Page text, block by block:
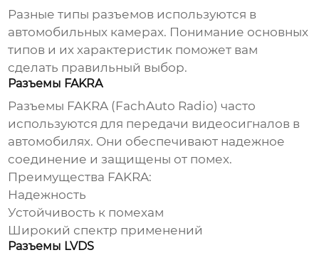
Разные типы разъемов используются в
автомобильных камерах. Понимание основных
типов и их характеристик поможет вам
сделать правильный выбор.
Разъемы FAKRA
Разъемы FAKRA (FachAuto Radio) часто
используются для передачи видеосигналов в
автомобилях. Они обеспечивают надежное
соединение и защищены от помех.
Преимущества FAKRA:
Надежность
Устойчивость к помехам
Широкий спектр применений
Разъемы LVDS